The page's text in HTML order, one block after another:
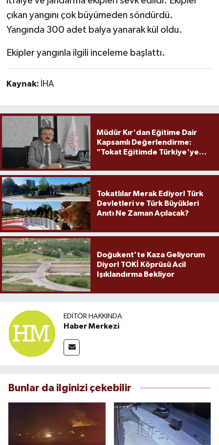
çıkan yangını çok büyümeden söndürdü.
Yangında 300 adet balya yanarak kül oldu.
Ekipler yangınla ilgili inceleme başlattı.
Kaynak: İHA
Müdür Kır'dan Eğitime Dair
Kapsamlı Değerlendirme:
"Tokat Eğitimde Türkiye'ye
Tokatlılar Merak Ediyor! Türk
Devletleri ve Türk Büyükleri
Anıtı Ne Zaman Açılacak?
Doğukent’te Kaza Geliyorum
Diyor! TOKİ Köprüsü Acil
Işıklandırma Bekliyor
EDITÖR HAKKINDA
Haber Merkezi
Bunlar da ilginizi çekebilir